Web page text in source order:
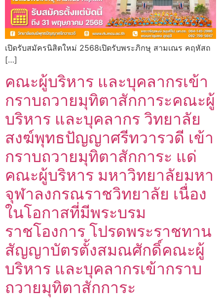
เปิดรับสมัครนิสิตใหม่ 2568เปิดรับพระภิกษุ สามเณร คฤหัสถ
[…]
คณะผู้บริหาร และบุคลากรเข้า
กราบถวายมุทิตาสักการะคณะผู้
บริหาร และบุคลากร วิทยาลัย
สงฆ์พุทธปัญญาศรีทวารวดี เข้า
กราบถวายมุทิตาสักการะ แด่
คณะผู้บริหาร มหาวิทยาลัยมหา
จุฬาลงกรณราชวิทยาลัย เนื่อง
ในโอกาสที่มีพระบรม
ราชโองการ โปรดพระราชทาน
สัญญาบัตรตั้งสมณศักดิ์คณะผู้
บริหาร และบุคลากรเข้ากราบ
ถวายมุทิตาสักการะ